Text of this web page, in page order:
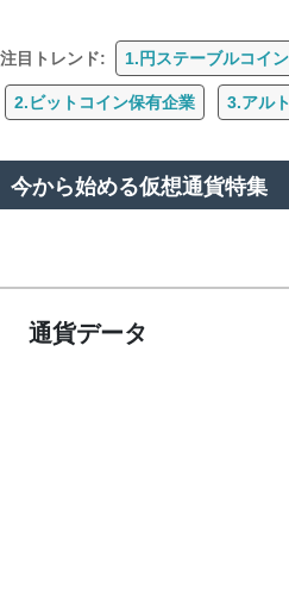
注目トレンド: 1.円ステーブルコイン
2.ビットコイン保有企業 3.アル
今から始める仮想通貨特集
通貨データ